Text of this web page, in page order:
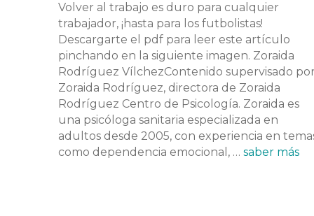
Volver al trabajo es duro para cualquier
trabajador, ¡hasta para los futbolistas!
Descargarte el pdf para leer este artículo
pinchando en la siguiente imagen. Zoraida
Rodríguez VílchezContenido supervisado
Zoraida Rodríguez, directora de Zoraida
Rodríguez Centro de Psicología. Zoraida es
una psicóloga sanitaria especializada en
adultos desde 2005, con experiencia en
como dependencia emocional, … saber más